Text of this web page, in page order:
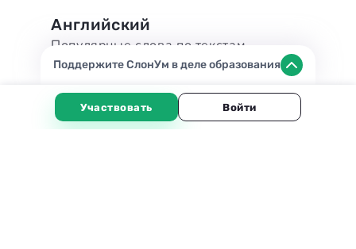
Поддержите СлонУм в деле образования
Участвовать Войти
Английский
Популярные слова по текстам
Популярные слова по книгам
Неправильные глаголы
Мероприятия